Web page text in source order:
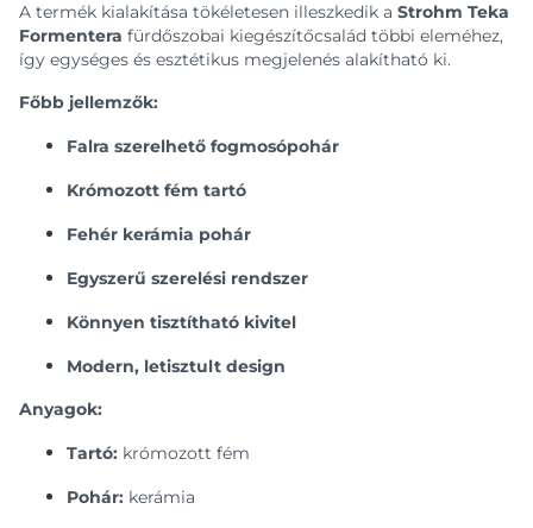
A termék kialakítása tökéletesen illeszkedik a Strohm Teka
Formentera fürdőszobai kiegészítőcsalád többi eleméhez,
így egységes és esztétikus megjelenés alakítható ki.
Főbb jellemzők:
Falra szerelhető fogmosópohár
Krómozott fém tartó
Fehér kerámia pohár
Egyszerű szerelési rendszer
Könnyen tisztítható kivitel
Modern, letisztult design
Anyagok:
Tartó: krómozott fém
Pohár: kerámia